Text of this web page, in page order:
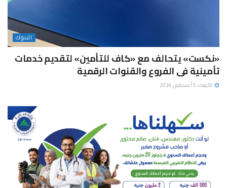
البنوك
«نكست» يتحالف مع «كاف للتأمين» لتقديم خدمات
تأمينية فى الفروع والقنوات الرقمية
الأربعاء 5 أغسطس 2026